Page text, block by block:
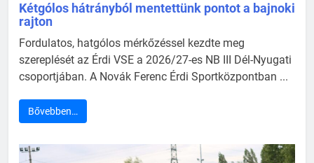
Kétgólos hátrányból mentettünk pontot a bajnoki
rajton
Fordulatos, hatgólos mérkőzéssel kezdte meg
szereplését az Érdi VSE a 2026/27-es NB III Dél-Nyugati
csoportjában. A Novák Ferenc Érdi Sportközpontban ...
Bővebben…